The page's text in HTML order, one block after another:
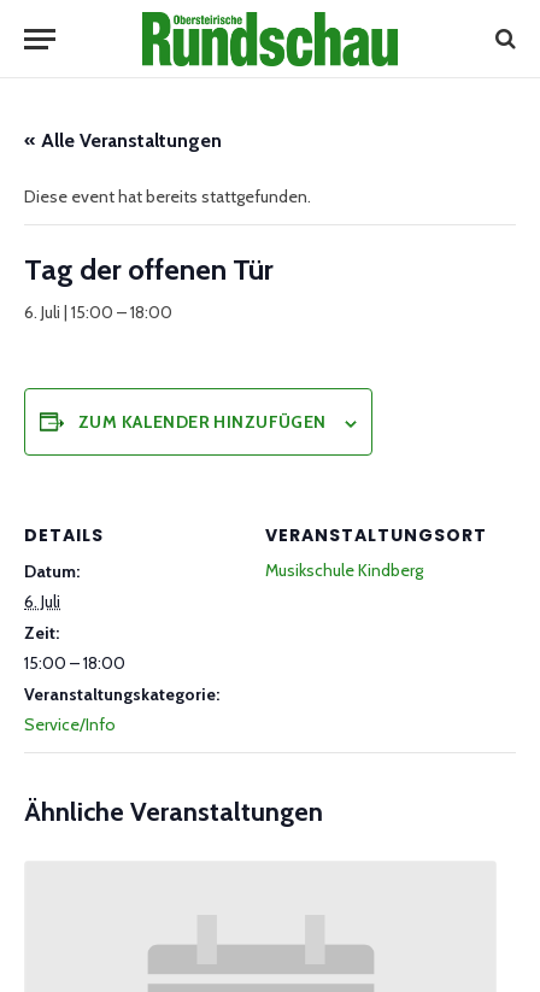
« Alle Veranstaltungen
Diese event hat bereits stattgefunden.
Tag der offenen Tür
6. Juli | 15:00 –18:00
ZUM KALENDER HINZUFÜGEN
DETAILS
Datum:
6. Juli
Zeit:
15:00 – 18:00
Veranstaltungskategorie:
Service/Info
VERANSTALTUNGSORT
Musikschule Kindberg
Ähnliche Veranstaltungen